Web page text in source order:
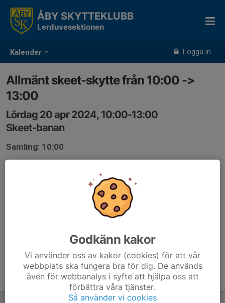
Kalender Logga in
ÅBY SKYTTEKLUBB
Lerduvesektionen
Allmänt skeet-skytte från 10:00 ->
13:00
Lördag 20 apr 2024, 10:00-13:00
Skeet-banan
Samling: 10:00
Ta med egen ammunition, vi har ingen att sälja på banan.
Glasögon ÄR ETT KRAV vid allt hagelskytte, likaså
Godkänn kakor
Vi använder oss av kakor (cookies) för att vår
webbplats ska fungera bra för dig. De används
även för webbanalys i syfte att hjälpa oss att
förbättra våra tjänster.
Så använder vi cookies